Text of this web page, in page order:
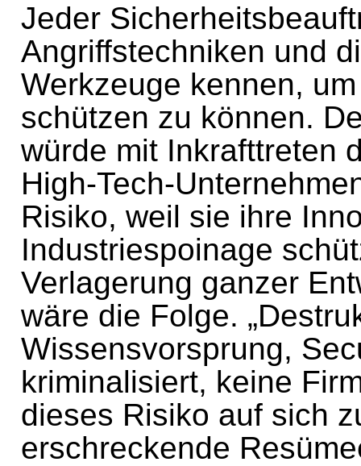
Jeder
Angriffstechniken und
Werkzeuge kennen,
schützen zu können.
würde mit Inkrafttreten
High-Tech-
Risiko, weil sie ihre
Industriespoinage
Verlagerung ganzer
wäre die Folge.
Wissensvorsprung,
kriminalisiert, keine
dieses Risiko auf sich
erschreckende